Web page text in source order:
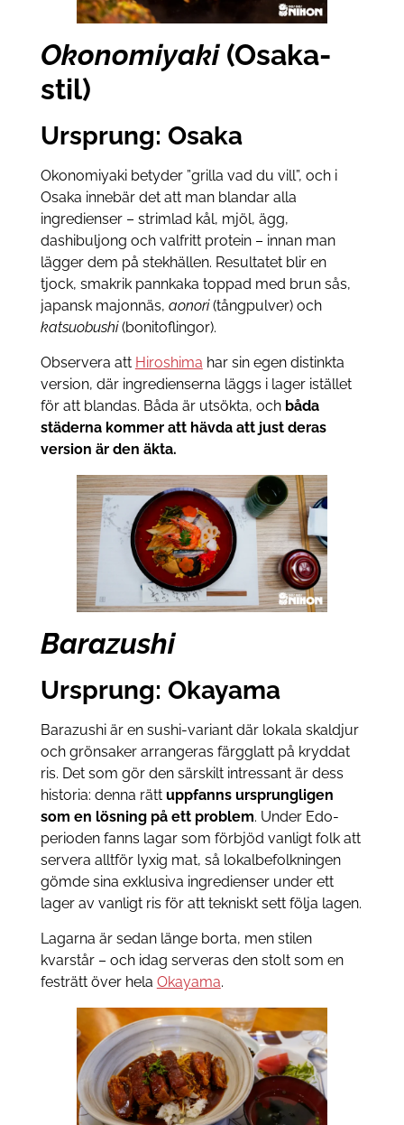
Okonomiyaki (Osaka-
stil)
Ursprung: Osaka
Okonomiyaki betyder ”grilla vad du vill”, och i
Osaka innebär det att man blandar alla
ingredienser – strimlad kål, mjöl, ägg,
dashibuljong och valfritt protein – innan man
lägger dem på stekhällen. Resultatet blir en
tjock, smakrik pannkaka toppad med brun sås,
japansk majonnäs, aonori(tångpulver) och
katsuobushi(bonitoflingor).
Observera att Hiroshima har sin egen distinkta
version, där ingredienserna läggs i lager istället
för att blandas. Båda är utsökta, och båda
städerna kommer att hävda att just deras
version är den äkta.
Barazushi
Ursprung: Okayama
Barazushi är en sushi-variant där lokala skaldjur
och grönsaker arrangeras färgglatt på kryddat
ris. Det som gör den särskilt intressant är dess
historia: denna rätt uppfanns ursprungligen
som en lösning på ett problem. Under Edo-
perioden fanns lagar som förbjöd vanligt folk att
servera alltför lyxig mat, så lokalbefolkningen
gömde sina exklusiva ingredienser under ett
lager av vanligt ris för att tekniskt sett följa lagen.
Lagarna är sedan länge borta, men stilen
kvarstår – och idag serveras den stolt som en
festrätt över hela Okayama.